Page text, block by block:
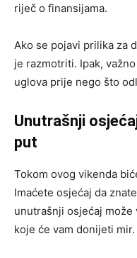
riječ o finansijama.
Ako se pojavi prilika za
je razmotriti. Ipak,
uglova prije nego što
Unutrašnji
put
Tokom ovog vikenda
Imaćete osjećaj da
unutrašnji osjećaj može
koje će vam donijeti mir.